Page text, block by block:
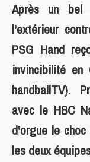
Après un bel
l'extérieur
PSG Hand
invincibilité en
handballTV).
avec le HBC
d'orgue le
les deux